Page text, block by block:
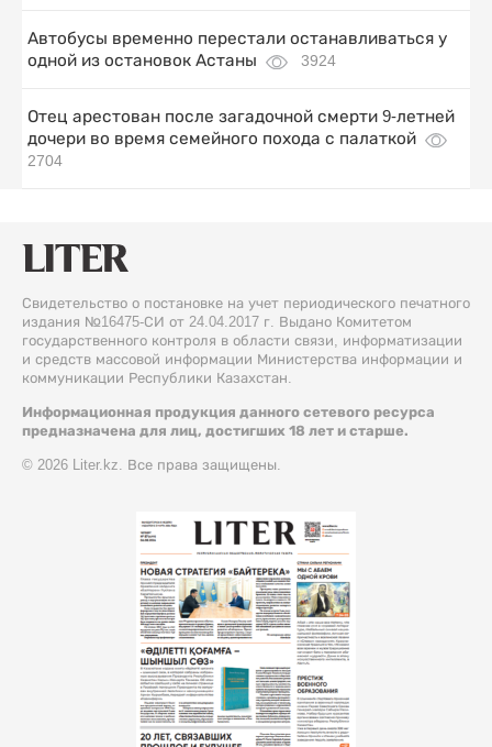
Автобусы временно перестали останавливаться у
одной из остановок Астаны
3924
Отец арестован после загадочной смерти 9-летней
дочери во время семейного похода с палаткой
2704
Свидетельство о постановке на учет периодического печатного
издания №16475-СИ от 24.04.2017 г. Выдано Комитетом
государственного контроля в области связи, информатизации
и средств массовой информации Министерства информации и
коммуникации Республики Казахстан.
Информационная продукция данного сетевого ресурса
предназначена для лиц, достигших 18 лет и старше.
© 2026 Liter.kz. Все права защищены.